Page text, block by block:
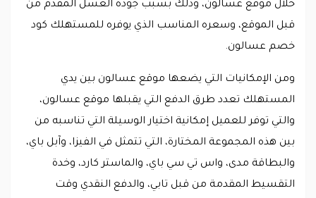
خلال موقع عسالون، وذلك بسبب جودة العسل المقدم من
قبل الموقع، وسعره المناسب الذي يوفره للمستهلك كود
خصم عسالون.
ومن الإمكانيات التي يضعها موقع عسالون بين يدي
المستهلك تعدد طرق الدفع التي يقبلها موقع عسالون،
والتي توفر للعميل إمكانية اختيار الوسيلة التي تناسبه من
بين هذه المجموعة المختارة، التي تتمثل في الفيزا، وآبل باي،
والبطاقة مدى، واس تي سي باي، والماستر كارد، وخدة
التقسيط المقدمة من قبل تابي، والدفع النقدي وقت